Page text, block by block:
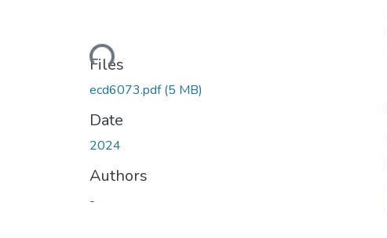
Loading...
Files
ecd6073.pdf(5 MB)
Date
2024
Authors
-